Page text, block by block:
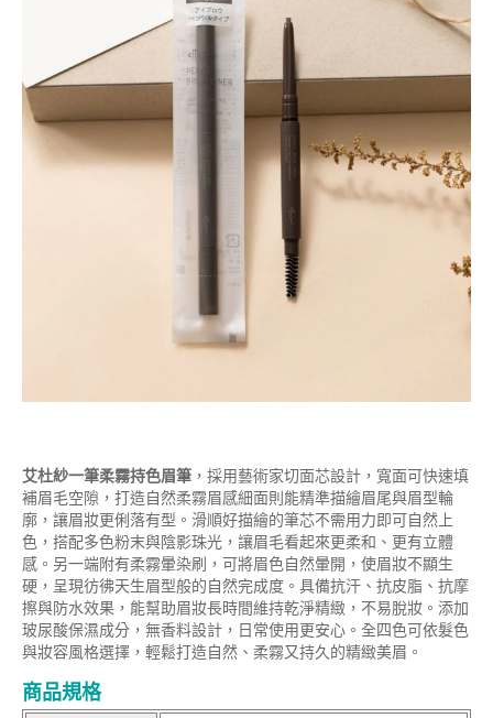
艾杜紗一筆柔霧持色眉筆 ，採用藝術家切面芯設計，寬面可快速填
補眉毛空隙，打造自然柔霧眉感細面則能精準描繪眉尾與眉型輪
廓，讓眉妝更俐落有型。滑順好描繪的筆芯不需用力即可自然上
色，搭配多色粉末與陰影珠光，讓眉毛看起來更柔和、更有立體
感。另一端附有柔霧暈染刷，可將眉色自然暈開，使眉妝不顯生
硬，呈現彷彿天生眉型般的自然完成度。具備抗汗、抗皮脂、抗摩
擦與防水效果，能幫助眉妝長時間維持乾淨精緻，不易脫妝。添加
玻尿酸保濕成分，無香料設計，日常使用更安心。全四色可依髮色
與妝容風格選擇，輕鬆打造自然、柔霧又持久的精緻美眉。
商品規格